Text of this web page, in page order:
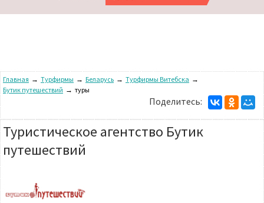
Главная → Турфирмы → Беларусь → Турфирмы Витебска →
Бутик путешествий → туры
Поделитесь:
Туристическое агентство Бутик
путешествий